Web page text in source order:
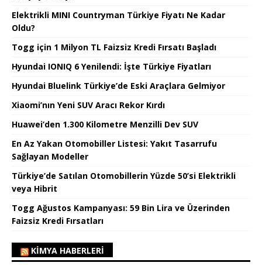
Elektrikli MINI Countryman Türkiye Fiyatı Ne Kadar
Oldu?
Togg için 1 Milyon TL Faizsiz Kredi Fırsatı Başladı
Hyundai IONIQ 6 Yenilendi: İşte Türkiye Fiyatları
Hyundai Bluelink Türkiye’de Eski Araçlara Gelmiyor
Xiaomi’nın Yeni SUV Aracı Rekor Kırdı
Huawei’den 1.300 Kilometre Menzilli Dev SUV
En Az Yakan Otomobiller Listesi: Yakıt Tasarrufu
Sağlayan Modeller
Türkiye’de Satılan Otomobillerin Yüzde 50’si Elektrikli
veya Hibrit
Togg Ağustos Kampanyası: 59 Bin Lira ve Üzerinden
Faizsiz Kredi Fırsatları
KIMYA HABERLERI